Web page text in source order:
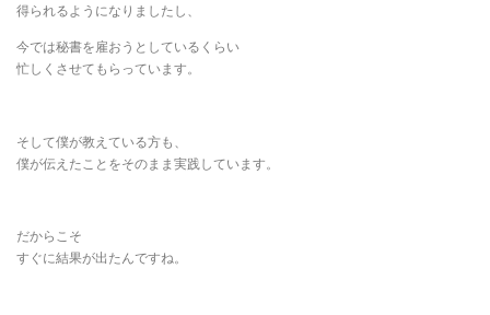
得られるようになりましたし、
今では秘書を雇おうとしているくらい
忙しくさせてもらっています。
そして僕が教えている方も、
僕が伝えたことをそのまま実践しています。
だからこそ
すぐに結果が出たんですね。